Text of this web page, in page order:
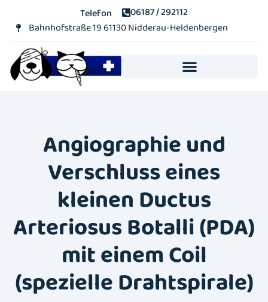
Telefon
06187 / 292112
Bahnhofstraße 19 61130 Nidderau-Heldenbergen​
Angiographie und
Verschluss eines
kleinen Ductus
Arteriosus Botalli (PDA)
mit einem Coil
(spezielle Drahtspirale)